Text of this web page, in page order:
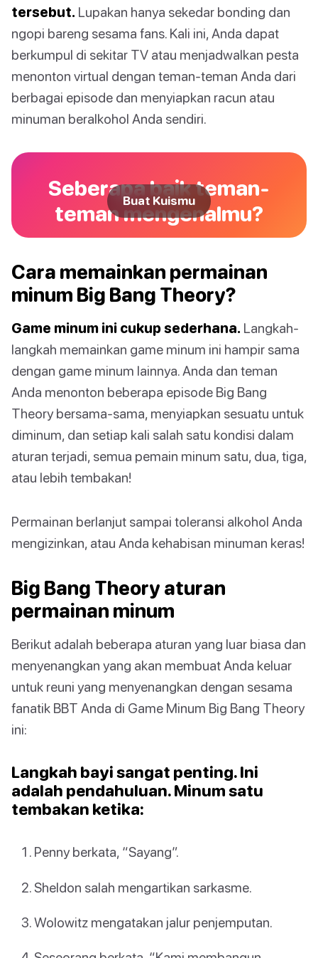
tersebut. Lupakan hanya sekedar bonding dan
ngopi bareng sesama fans. Kali ini, Anda dapat
berkumpul di sekitar TV atau menjadwalkan pesta
menonton virtual dengan teman-teman Anda dari
berbagai episode dan menyiapkan racun atau
minuman beralkohol Anda sendiri.
Seberapa baik teman-
teman mengenalmu?
Buat Kuismu
Cara memainkan permainan
minum Big Bang Theory?
Game minum ini cukup sederhana. Langkah-
langkah memainkan game minum ini hampir sama
dengan game minum lainnya. Anda dan teman
Anda menonton beberapa episode Big Bang
Theory bersama-sama, menyiapkan sesuatu untuk
diminum, dan setiap kali salah satu kondisi dalam
aturan terjadi, semua pemain minum satu, dua, tiga,
atau lebih tembakan!
Permainan berlanjut sampai toleransi alkohol Anda
mengizinkan, atau Anda kehabisan minuman keras!
Big Bang Theory aturan
permainan minum
Berikut adalah beberapa aturan yang luar biasa dan
menyenangkan yang akan membuat Anda keluar
untuk reuni yang menyenangkan dengan sesama
fanatik BBT Anda di Game Minum Big Bang Theory
ini:
Langkah bayi sangat penting. Ini
adalah pendahuluan. Minum satu
tembakan ketika:
Penny berkata, “Sayang”.
Sheldon salah mengartikan sarkasme.
Wolowitz mengatakan jalur penjemputan.